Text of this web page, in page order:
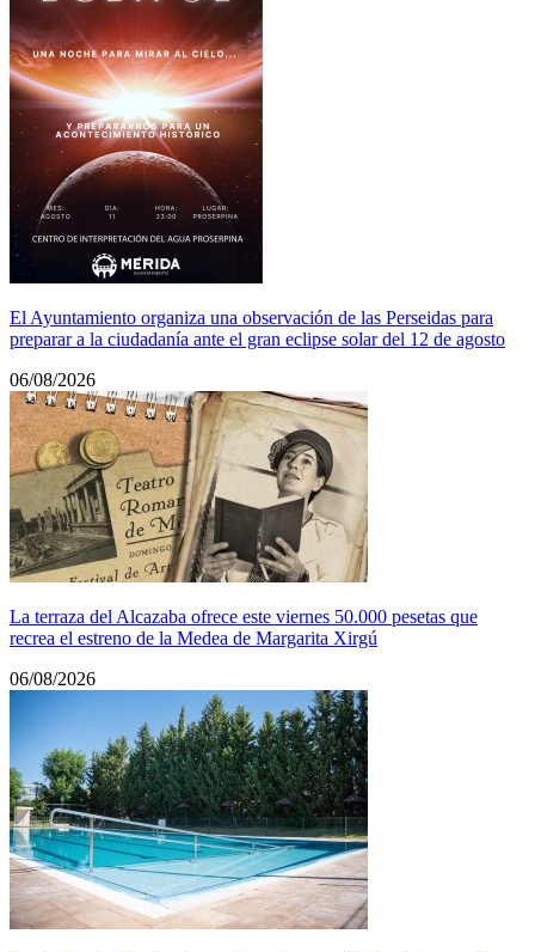
El Ayuntamiento organiza una observación de las Perseidas para
preparar a la ciudadanía ante el gran eclipse solar del 12 de agosto
06/08/2026
La terraza del Alcazaba ofrece este viernes 50.000 pesetas que
recrea el estreno de la Medea de Margarita Xirgú
06/08/2026